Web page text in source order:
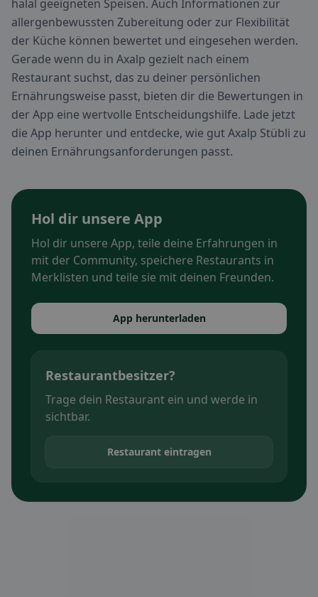
halal geeigneten Speisen. Auch Informationen zur
allergenbewussten Zubereitung oder zur Flexibilität
der Küche können bewertet und eingesehen werden.
Gerade wenn du in Axalp gezielt nach einem
Restaurant suchst, das zu deiner persönlichen
Ernährungsweise passt, bieten dir die Bewertungen in
der App eine wertvolle Entscheidungshilfe. Lade jetzt
die App herunter und entdecke, wie gut Axalp Stübli zu
deinen Ernährungsanforderungen passt.
Hol dir unsere App
Hol dir unsere App, teile deine Erfahrungen in
mit der Community, speichere Restaurants in
Merklisten und teile sie mit deinen Freunden.
App herunterladen
Restaurantbesitzer?
Trage dein Restaurant ein und werde in
sichtbar.
Restaurant eintragen